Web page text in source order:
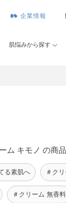
企業情報
肌悩みから探す
キモノ の商
る素肌へ ＃ク
＃クリーム 無香料